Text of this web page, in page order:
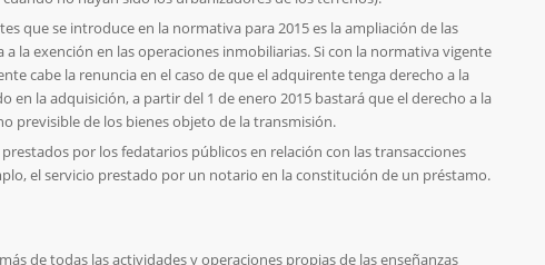
que se introduce en la normativa para 2015 es la ampliación de las
a la exención en las operaciones inmobiliarias. Si con la normativa vigente
cabe la renuncia en el caso de que el adquirente tenga derecho a la
la adquisición, a partir del 1 de enero 2015 bastará que el derecho a la
previsible de los bienes objeto de la transmisión.
por los fedatarios públicos en relación con las transacciones
el servicio prestado por un notario en la constitución de un préstamo.
de todas las actividades y operaciones propias de las enseñanzas